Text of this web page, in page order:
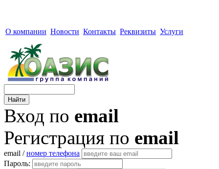
О компании Новости Контакты Реквизиты Услуги
Вход по email
Регистрация по email
email /номер телефона
Пароль: